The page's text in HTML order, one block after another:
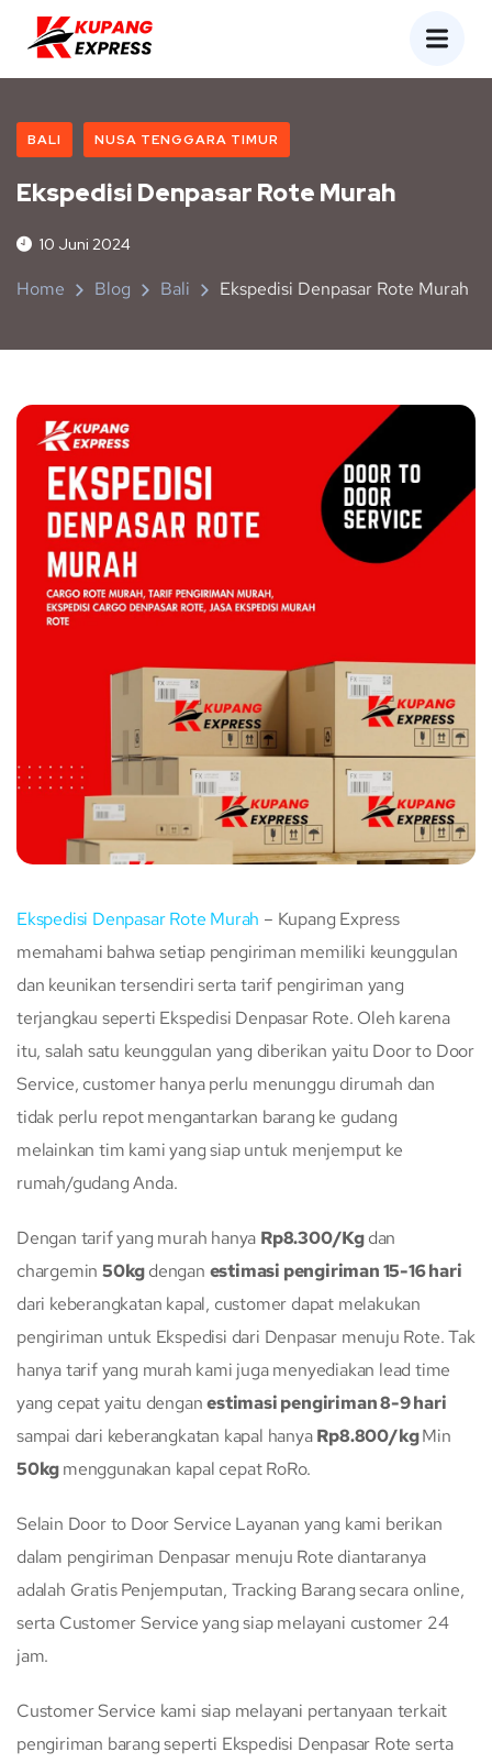
BALI NUSA TENGGARA TIMUR
Ekspedisi Denpasar Rote Murah
10 Juni 2024
Home Blog Bali Ekspedisi Denpasar Rote Murah
Ekspedisi Denpasar Rote Murah – Kupang Express
memahami bahwa setiap pengiriman memiliki keunggulan
dan keunikan tersendiri serta tarif pengiriman yang
terjangkau seperti Ekspedisi Denpasar Rote. Oleh karena
itu, salah satu keunggulan yang diberikan yaitu Door to Door
Service, customer hanya perlu menunggu dirumah dan
tidak perlu repot mengantarkan barang ke gudang
melainkan tim kami yang siap untuk menjemput ke
rumah/gudang Anda.
Dengan tarif yang murah hanya Rp8.300/Kgdan
chargemin50kgdengan estimasi pengiriman 15-16 hari
dari keberangkatan kapal, customer dapat melakukan
pengiriman untuk Ekspedisi dari Denpasar menuju Rote. Tak
hanya tarif yang murah kami juga menyediakan lead time
yang cepat yaitu denganestimasi pengiriman 8-9 hari
sampai dari keberangkatan kapal hanyaRp8.800/kgMin
50kgmenggunakan kapal cepat RoRo.
Selain Door to Door Service Layanan yang kami berikan
dalam pengiriman Denpasar menuju Rote diantaranya
adalah Gratis Penjemputan, Tracking Barang secara online,
serta Customer Service yang siap melayani customer 24
jam.
Customer Service kami siap melayani pertanyaan terkait
pengiriman barang seperti Ekspedisi Denpasar Rote serta